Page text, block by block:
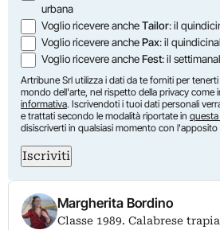
urbana
Voglio ricevere ancheTailor: il
Voglio ricevere anchePax: il
Voglio ricevere ancheFest: il
Artribune Srl utilizza i dati da te forniti per
mondo dell'arte, nel rispetto della privacy come
informativa. Iscrivendoti i tuoi dati personali
e trattati secondo le modalità riportate in
disiscriverti in qualsiasi momento con l'apposito
Iscriviti
Margherita Bordino
Classe 1989. Calabrese